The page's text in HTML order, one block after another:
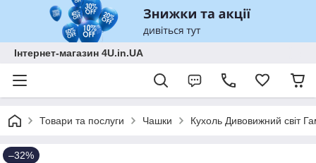
Інтернет-магазин 4U.in.UA
Товари та послуги Чашки Кухоль Дивовижний світ
–32%